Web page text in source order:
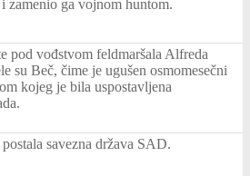
zamenio ga vojnom huntom.
pod vođstvom feldmaršala Alfreda
su Beč, čime je ugušen osmomesečni
kojeg je bila uspostavljena
savezna država SAD.